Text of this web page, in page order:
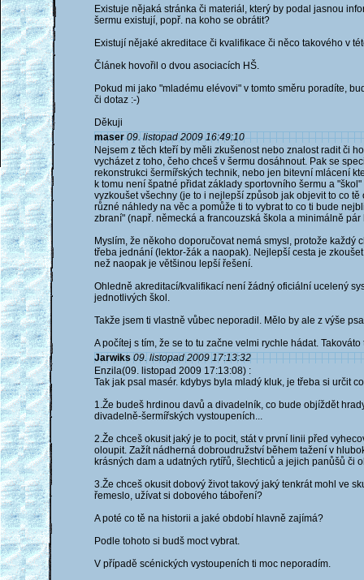
Existuje nějaká stránka či materiál, který by podal jasnou
šermu existují, popř. na koho se obrátit?
Existují nějaké akreditace či kvalifikace či něco takového v
Článek hovořil o dvou asociacích HŠ.
Pokud mi jako "mladému elévovi" v tomto směru poradíte,
či dotaz :-)
Děkuji
maser 09. listopad 2009 16:49:10
Nejsem z těch kteří by měli zkušenost nebo znalost radit či
vycházet z toho, čeho chceš v šermu dosáhnout. Pak se
rekonstrukci šermířských technik, nebo jen bitevní mlácení
k tomu není špatné přidat základy sportovního šermu a
vyzkoušet všechny (je to i nejlepší způsob jak objevit to co
různé náhledy na věc a pomůže ti to vybrat to co ti bude
zbraní" (např. německá a francouzská škola a minimálně
Myslím, že někoho doporučovat nemá smysl, protože každý
třeba jednání (lektor-žák a naopak). Nejlepší cesta je
než naopak je většinou lepší řešení.
Ohledně akreditací/kvalifikací není žádný oficiální ucelený
jednotlivých škol.
Takže jsem ti vlastně vůbec neporadil. Mělo by ale z výše
A počítej s tím, že se to tu začne velmi rychle hádat.
Jarwiks 09. listopad 2009 17:13:32
Enzila(09. listopad 2009 17:13:08) :
Tak jak psal masér. kdybys byla mladý kluk, je třeba si určit
1.Že budeš hrdinou davů a divadelník, co bude objíždět
divadelně-šermířských vystoupeních...
2.Že chceš okusit jaký je to pocit, stát v první linii před
oloupit. Zažít nádherná dobroudružství během tažení v
krásných dam a udatných rytířů, šlechticů a jejich panůšů či
3.Že chceš okusit dobový život takový jaký tenkrát mohl ve
řemeslo, užívat si dobového táboření?
A poté co tě na historii a jaké období hlavně zajímá?
Podle tohoto si budš moct vybrat.
V případě scénických vystoupeních ti moc neporadím.